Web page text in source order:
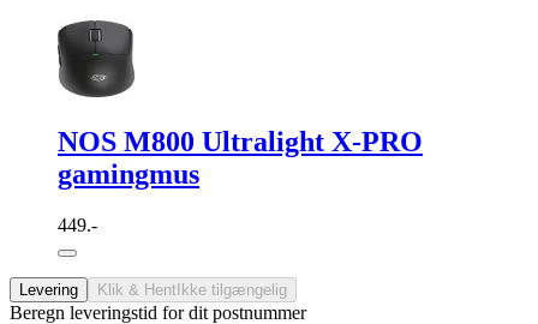
NOS M800 Ultralight X-PRO
gamingmus
449.-
Levering Klik & HentIkke tilgængelig
Beregn leveringstid for dit postnummer